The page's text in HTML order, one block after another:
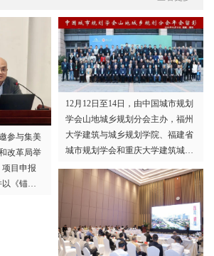
参与集美
改革局举
项目申报
以《锚
12月12日至14日，由中国城市规划
学会山地城乡规划分会主办，福州
大学建筑与城乡规划学院、福建省
城市规划学会和重庆大学建筑城规
会山地城乡规划分会年会在福建福
州召开。厦门大学规划设计研究院
积极组织专业技术人员参加年会并
在相关论坛进行专题报告和学术交
流。